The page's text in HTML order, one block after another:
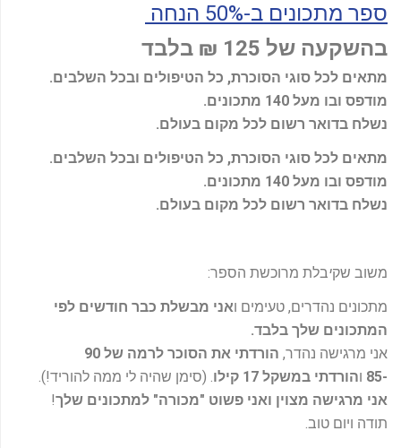
ספר מתכונים ב-50% הנחה
בהשקעה של 125 ₪ בלבד
מתאים לכל סוגי הסוכרת, כל הטיפולים ובכל השלבים.
מודפס ובו מעל 140 מתכונים.
נשלח בדואר רשום לכל מקום בעולם.
מתאים לכל סוגי הסוכרת, כל הטיפולים ובכל השלבים.
מודפס ובו מעל 140 מתכונים.
נשלח בדואר רשום לכל מקום בעולם.
משוב שקיבלת מרוכשת הספר:
מתכונים נהדרים, טעימים ואני מבשלת כבר חודשים לפי
המתכונים שלך בלבד.
אני מרגישה נהדר, ה
ורדתי את הסוכר לרמה של 90
-85
והורדתי במשקל 17 קילו
. (סימן שהיה לי ממה להוריד!).
אני מרגישה מצוין ואני פשוט "מכורה" למתכונים שלך!
תודה ויום טוב.